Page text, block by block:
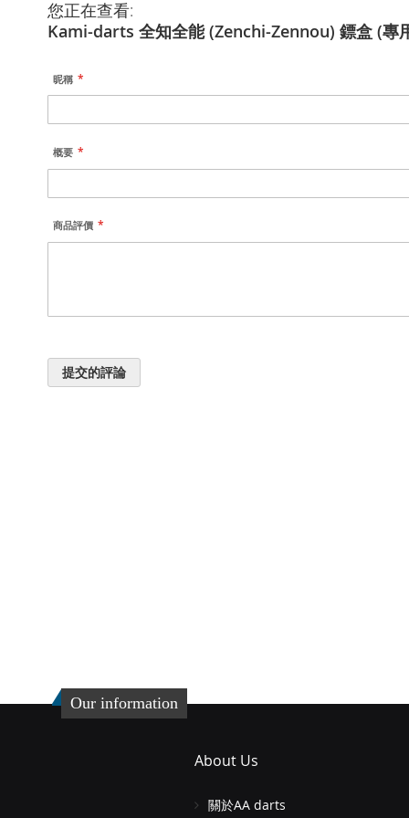
您正在查看:
Kami-darts 全知全能 (Zenchi-Zennou) 鏢盒 (專
昵稱
概要
商品評價
提交的評論
Our information
About Us
關於AA darts